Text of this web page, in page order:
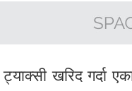
खरिद गर्दा